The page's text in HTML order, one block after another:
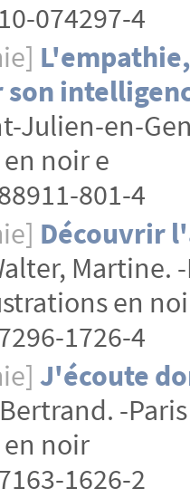
074297-4
son
Julien-en-
noir e
801-4
Découvrir
Martine.
en
1726-4
J'écoute
-
noir
1626-2